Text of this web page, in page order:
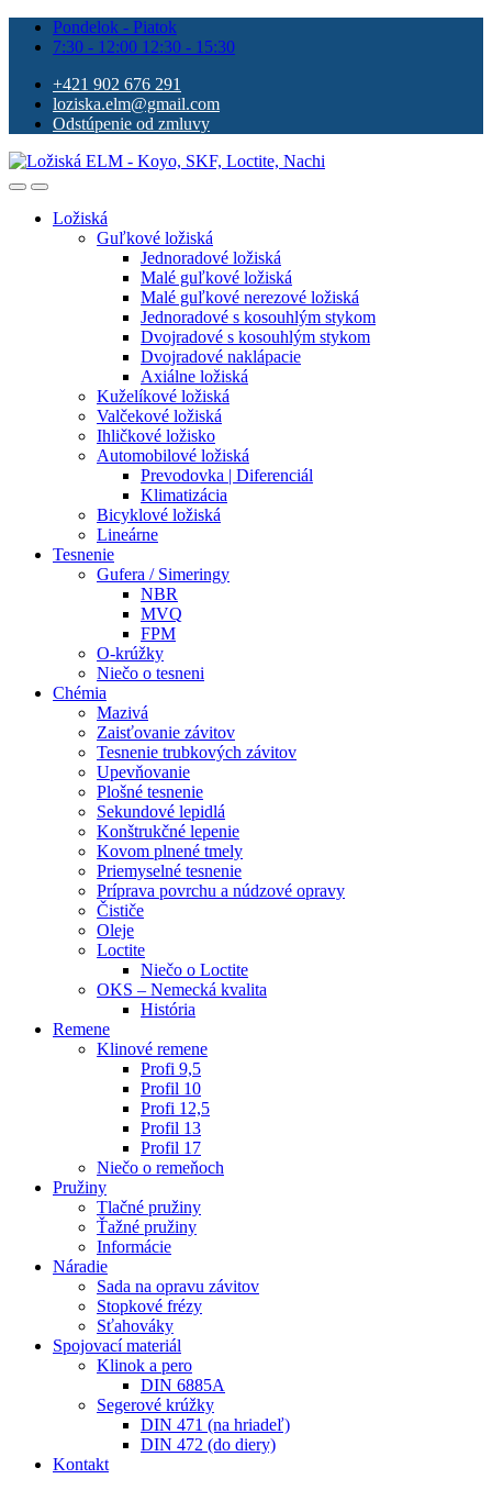
Pondelok - Piatok
7:30 - 12:00 12:30 - 15:30
+421 902 676 291
loziska.elm@gmail.com
Odstúpenie od zmluvy
Ložiská
Guľkové ložiská
Jednoradové ložiská
Malé guľkové ložiská
Malé guľkové nerezové ložiská
Jednoradové s kosouhlým stykom
Dvojradové s kosouhlým stykom
Dvojradové naklápacie
Axiálne ložiská
Kuželíkové ložiská
Valčekové ložiská
Ihličkové ložisko
Automobilové ložiská
Prevodovka | Diferenciál
Klimatizácia
Bicyklové ložiská
Lineárne
Tesnenie
Gufera / Simeringy
NBR
MVQ
FPM
O-krúžky
Niečo o tesneni
Chémia
Mazivá
Zaisťovanie závitov
Tesnenie trubkových závitov
Upevňovanie
Plošné tesnenie
Sekundové lepidlá
Konštrukčné lepenie
Kovom plnené tmely
Priemyselné tesnenie
Príprava povrchu a núdzové opravy
Čističe
Oleje
Loctite
Niečo o Loctite
OKS – Nemecká kvalita
História
Remene
Klinové remene
Profi 9,5
Profil 10
Profi 12,5
Profil 13
Profil 17
Niečo o remeňoch
Pružiny
Tlačné pružiny
Ťažné pružiny
Informácie
Náradie
Sada na opravu závitov
Stopkové frézy
Sťahováky
Spojovací materiál
Klinok a pero
DIN 6885A
Segerové krúžky
DIN 471 (na hriadeľ)
DIN 472 (do diery)
Kontakt